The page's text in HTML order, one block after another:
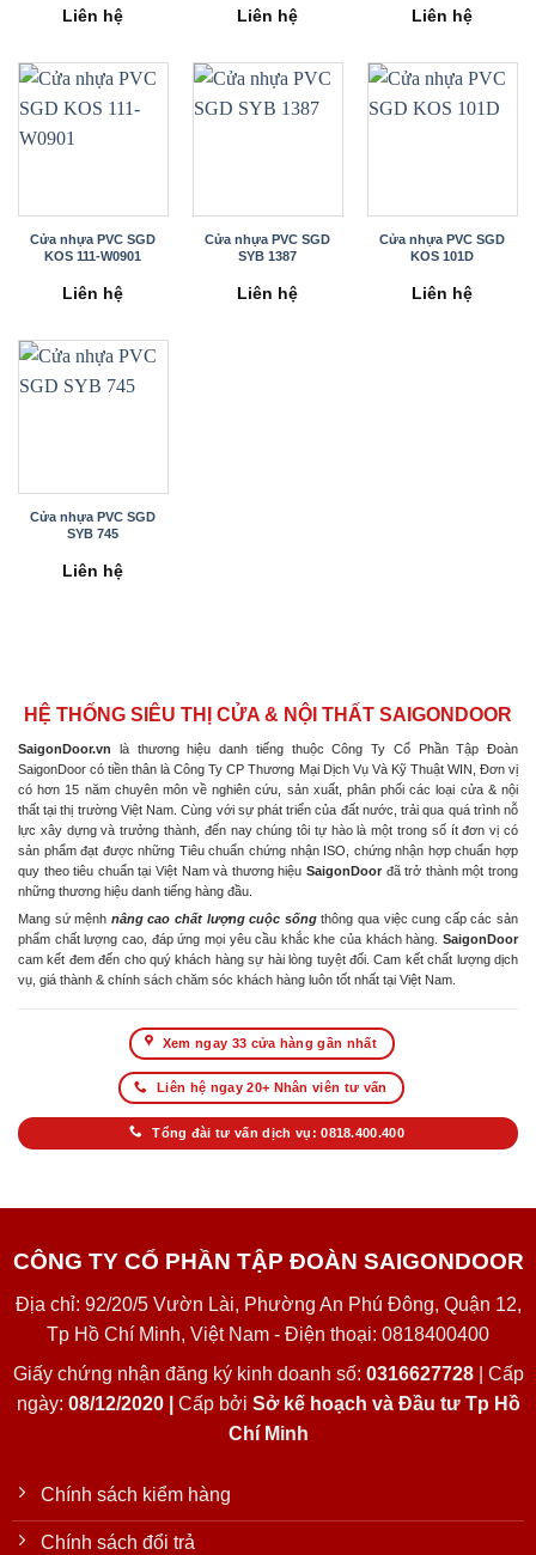
Liên hệ Liên hệ Liên hệ
Cửa nhựa PVC SGD
KOS 111-W0901
Liên hệ
Cửa nhựa PVC SGD
SYB 1387
Liên hệ
Cửa nhựa PVC SGD
KOS 101D
Liên hệ
Cửa nhựa PVC SGD
SYB 745
Liên hệ
HỆ THỐNG SIÊU THỊ CỬA & NỘI THẤT SAIGONDOOR
SaigonDoor.vn là thương hiệu danh tiếng thuộc Công Ty Cổ Phần Tập Đoàn
SaigonDoor có tiền thân là Công Ty CP Thương Mại Dịch Vụ Và Kỹ Thuật WIN, Đơn vị
có hơn 15 năm chuyên môn về nghiên cứu, sản xuất, phân phối các loại cửa & nội
thất tại thị trường Việt Nam. Cùng với sự phát triển của đất nước, trải qua quá trình nỗ
lực xây dựng và trưởng thành, đến nay chúng tôi tự hào là một trong số ít đơn vị có
sản phẩm đạt được những Tiêu chuẩn chứng nhận ISO, chứng nhận hợp chuẩn hợp
quy theo tiêu chuẩn tại Việt Nam và thương hiệu SaigonDoor đã trở thành một trong
những thương hiệu danh tiếng hàng đầu.
Mang sứ mệnh nâng cao chất lượng cuộc sốngthông qua việc cung cấp các sản
phẩm chất lượng cao, đáp ứng mọi yêu cầu khắc khe của khách hàng. SaigonDoor
cam kết đem đến cho quý khách hàng sự hài lòng tuyệt đối. Cam kết chất lượng dịch
vụ, giá thành & chính sách chăm sóc khách hàng luôn tốt nhất tại Việt Nam.
Xem ngay 33 cửa hàng gần nhất
Liên hệ ngay 20+ Nhân viên tư vấn
Tổng đài tư vấn dịch vụ: 0818.400.400
CÔNG TY CỔ PHẦN TẬP ĐOÀN SAIGONDOOR
Địa chỉ: 92/20/5 Vườn Lài, Phường An Phú Đông, Quận 12,
Tp Hồ Chí Minh, Việt Nam - Điện thoại: 0818400400
Giấy chứng nhận đăng ký kinh doanh số: 0316627728| Cấp
ngày: 08/12/2020 | Cấp bởi Sở kế hoạch và Đầu tư Tp Hồ
Chí Minh
Chính sách kiểm hàng
Chính sách đổi trả